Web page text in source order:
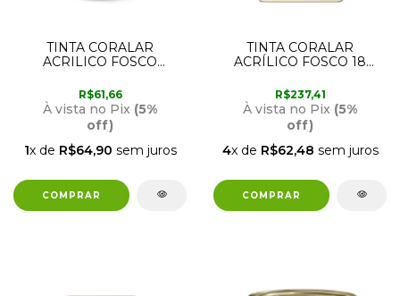
TINTA CORALAR
ACRILICO FOSCO
LITROS CORAL
R$61,66
À vista no Pix (5%
off)
1x de R$64,90 sem juros
TINTA CORALAR
ACRÍLICO FOSCO 18
TIMBALADA CORAL
R$237,41
À vista no Pix (5%
off)
4x de R$62,48 sem juros